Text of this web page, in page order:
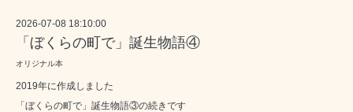
2026-07-08 18:10:00
「ぼくらの町で」誕生物語④
オリジナル本
2019年に作成しました
「ぼくらの町で」誕生物語③の続きです